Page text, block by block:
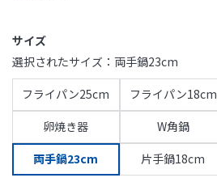
サイズ
フライパン25cm フライパン18cm
卵焼き器
W角鍋
両手鍋23cm
片手鍋18cm
選択されたサイズ：両手鍋23cm